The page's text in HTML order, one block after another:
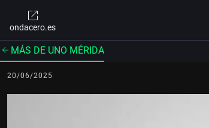
ondacero.es
MÁS DE UNO MÉRIDA
20/06/2025